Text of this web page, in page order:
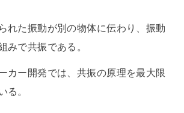
れた振動が別の物体に伝わり、振動
みで共振である。
カー開発では、共振の原理を最大限
る。